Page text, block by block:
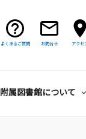
よくあるご質問 お問合せ アクセ
附属図書館について